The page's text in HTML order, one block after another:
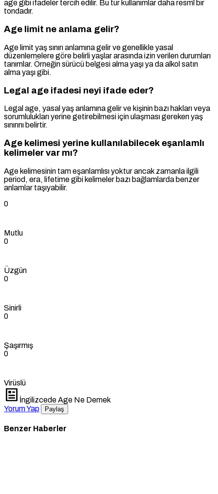
age gibi ifadeler tercih edilir. Bu tür kullanımlar daha resmî bir
tondadır.
Age limit ne anlama gelir?
Age limit yaş sınırı anlamına gelir ve genellikle yasal
düzenlemelere göre belirli yaşlar arasında izin verilen durumları
tanımlar. Örneğin sürücü belgesi alma yaşı ya da alkol satın
alma yaşı gibi.
Legal age ifadesi neyi ifade eder?
Legal age, yasal yaş anlamına gelir ve kişinin bazı hakları veya
sorumlulukları yerine getirebilmesi için ulaşması gereken yaş
sınırını belirtir.
Age kelimesi yerine kullanılabilecek eşanlamlı
kelimeler var mı?
Age kelimesinin tam eşanlamlısı yoktur ancak zamanla ilgili
period, era, lifetime gibi kelimeler bazı bağlamlarda benzer
anlamlar taşıyabilir.
0
Mutlu
0
Üzgün
0
Sinirli
0
Şaşırmış
0
Virüslü
İngilizcede Age Ne Demek
Yorum Yap
Paylaş
Benzer Haberler